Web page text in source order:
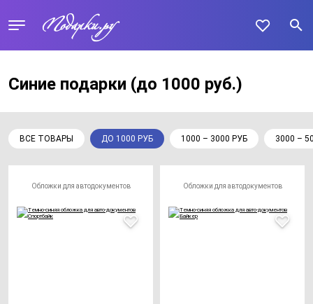
Синие подарки (до 1000 руб.)
ВСЕ ТОВАРЫ ДО 1000 РУБ 1000 – 3000 РУБ 3000 –
Обложки для автодокументов Обложки для автодокументов